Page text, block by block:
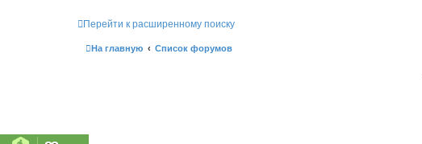
Перейти к расширенному поиску
На главную Список форумов